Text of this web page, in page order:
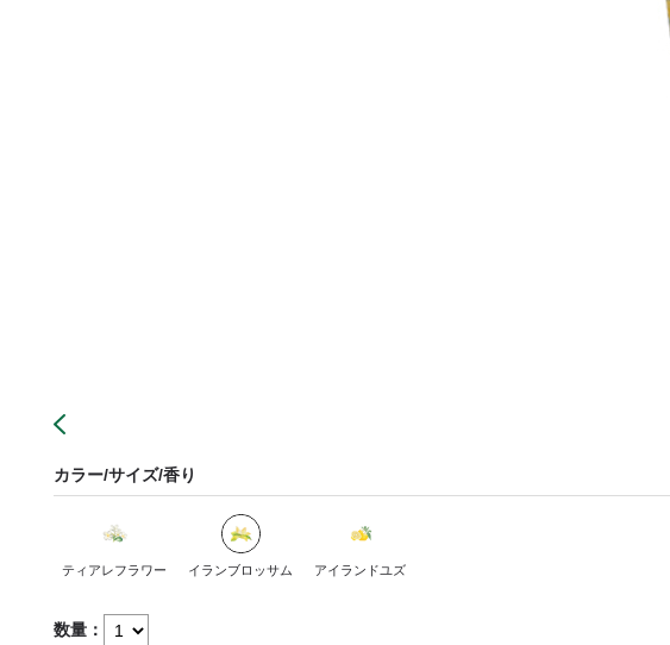
数量：
カラー/サイズ/香り
ティアレフラワー イランブロッサム アイランドユズ